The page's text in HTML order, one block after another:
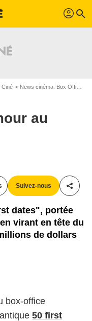
profil search
Ciné News cinéma: Box Office
au
Suivez-nous
dates", portée
virant en tête du
de dollars
box-office
50 first